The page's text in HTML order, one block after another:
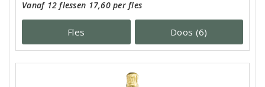
Vanaf 12 flessen 17,60 per fles
Fles Doos (6)